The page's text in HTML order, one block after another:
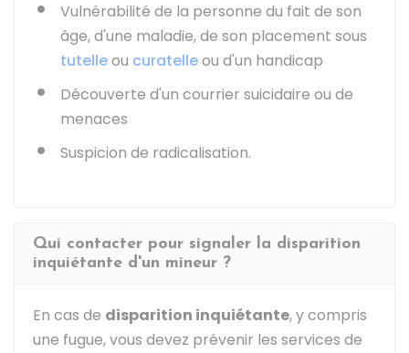
Vulnérabilité de la personne du fait de son
âge, d'une maladie, de son placement sous
tutelleou curatelleou d'un handicap
Découverte d'un courrier suicidaire ou de
menaces
Suspicion de radicalisation.
Qui contacter pour signaler la disparition
inquiétante d'un mineur ?
En cas de disparition inquiétante, y compris
une fugue, vous devez prévenir les services de